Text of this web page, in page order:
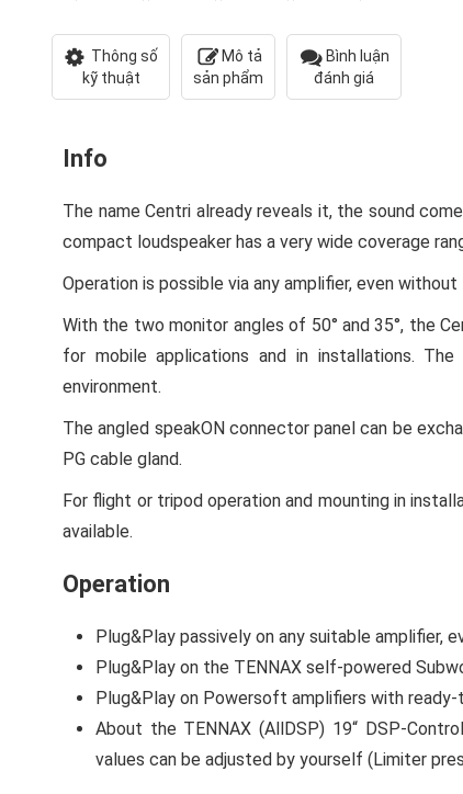
Thông số
kỹ thuật
Mô tả
sản phẩm
Bình luận
đánh giá
Info
The name Centri already reveals it, the sound
compact loudspeaker has a very wide coverage
Operation is possible via any amplifier, even without
With the two monitor angles of 50° and 35°, the
for mobile applications and in installations.
environment.
The angled speakON connector panel can be
PG cable gland.
For flight or tripod operation and mounting in
available.
Operation
Plug&Play passively on any suitable amplifier,
Plug&Play on the TENNAX self-powered
Plug&Play on Powersoft amplifiers with
About the TENNAX (AllDSP) 19“ DSP-
values can be adjusted by yourself (Limiter